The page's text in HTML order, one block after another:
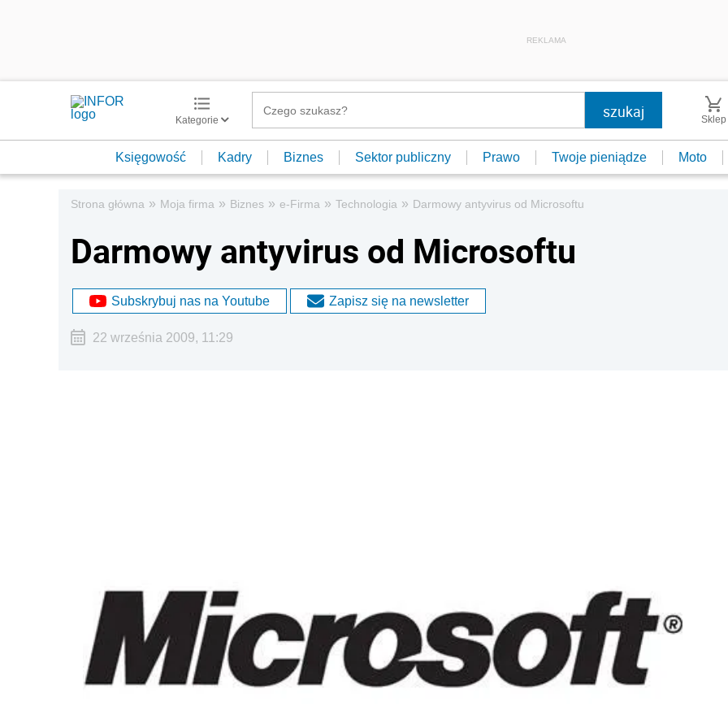
REKLAMA
Kategorie Sklep
Księgowość Kadry Biznes Sektor publiczny Prawo Twoje pieniądze Moto
Strona główna » Moja firma » Biznes » e-Firma » Technologia » Darmowy antyvirus od Microsoftu
Darmowy antyvirus od Microsoftu
Subskrybuj nas na Youtube Zapisz się na newsletter
22 września 2009, 11:29